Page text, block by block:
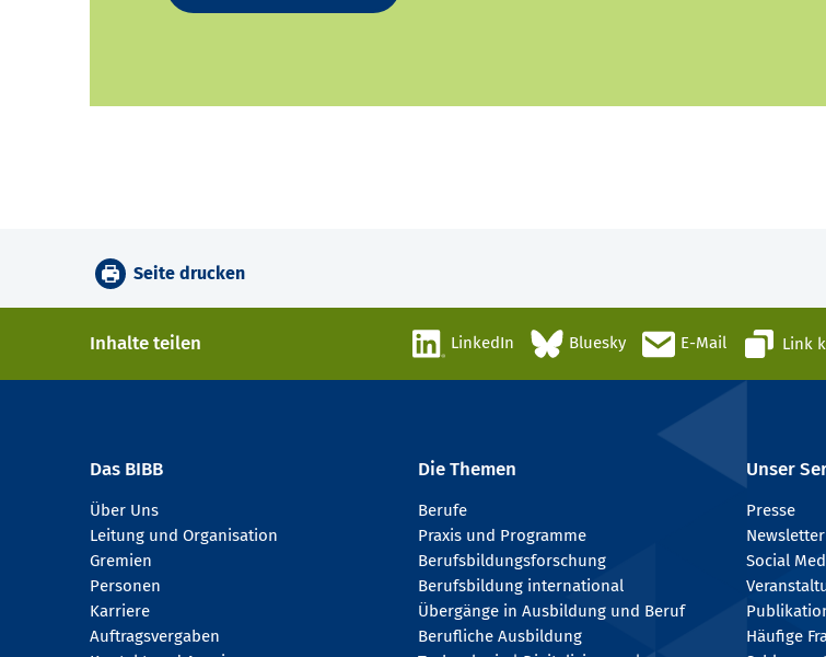
Seite drucken
Inhalte teilen LinkedIn Bluesky E-Mail Link
Das BIBB
Über Uns
Leitung und Organisation
Gremien
Personen
Karriere
Auftragsvergaben
Die Themen
Berufe
Praxis und Programme
Berufsbildungsforschung
Berufsbildung international
Übergänge in Ausbildung und Beruf
Berufliche Ausbildung
Unser
Presse
Newsletter
Social
Häufige